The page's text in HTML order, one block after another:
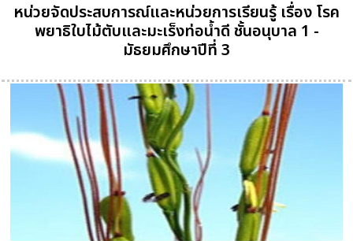
หน่วยจัดประสบการณ์และหน่วยการเรียนรู้ เรื่อง โรค
พยาธิใบไม้ตับและมะเร็งท่อน้ำดี ชั้นอนุบาล 1 -
มัธยมศึกษาปีที่ 3